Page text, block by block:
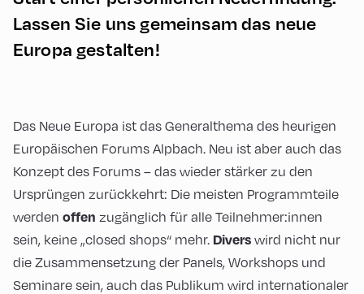
Lassen Sie uns gemeinsam das neue
Europa gestalten!
Das Neue Europa ist das Generalthema des heurigen
Europäischen Forums Alpbach. Neu ist aber auch das
Konzept des Forums – das wieder stärker zu den
Ursprüngen zurückkehrt: Die meisten Programmteile
werden offen zugänglich für alle Teilnehmer:innen
sein, keine „closed shops“ mehr. Divers wird nicht nur
die Zusammensetzung der Panels, Workshops und
Seminare sein, auch das Publikum wird internationaler